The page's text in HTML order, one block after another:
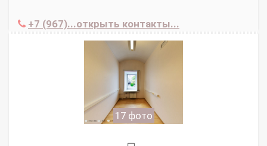
+7 (967)...открыть контакты...
17 фото